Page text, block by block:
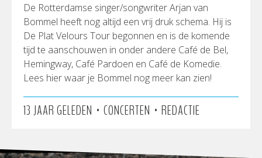
De Rotterdamse singer/songwriter Arjan van
Bommel heeft nog altijd een vrij druk schema. Hij is
De Plat Velours Tour begonnen en is de komende
tijd te aanschouwen in onder andere Café de Bel,
Hemingway, Café Pardoen en Café de Komedie.
Lees hier waar je Bommel nog meer kan zien!
13 JAAR GELEDEN • CONCERTEN • REDACTIE